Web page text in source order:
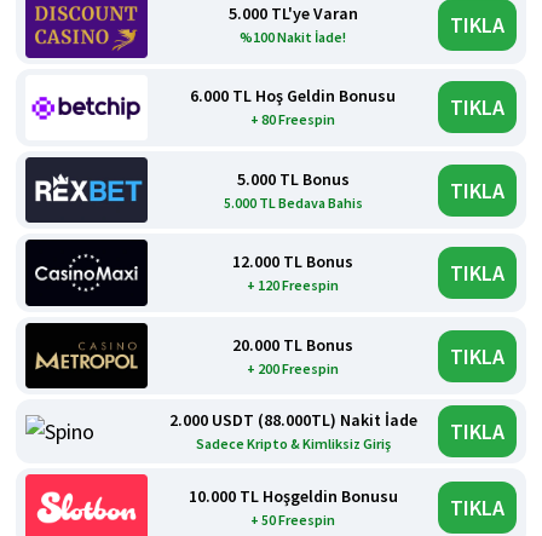
5.000 TL'ye Varan
%100 Nakit İade! TIKLA
6.000 TL Hoş Geldin Bonusu
+ 80 Freespin TIKLA
5.000 TL Bonus
5.000 TL Bedava Bahis TIKLA
12.000 TL Bonus
+ 120 Freespin TIKLA
20.000 TL Bonus
+ 200 Freespin TIKLA
2.000 USDT (88.000TL) Nakit İade
Sadece Kripto & Kimliksiz Giriş TIKLA
10.000 TL Hoşgeldin Bonusu
+ 50 Freespin TIKLA